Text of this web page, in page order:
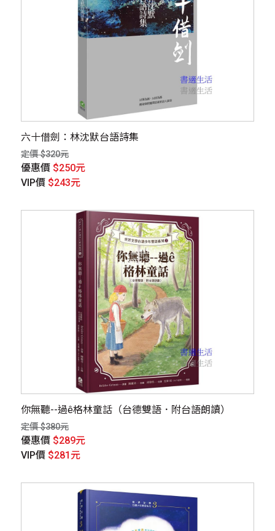
六十借劍：林沈默台語詩集
定價 $320元
優惠價 $250元
VIP價 $243元
你無聽--過ê格林童話（台德雙語．附台語朗讀）
定價 $380元
優惠價 $289元
VIP價 $281元